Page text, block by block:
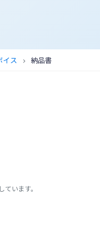
イス chevron_right 納品書
います。